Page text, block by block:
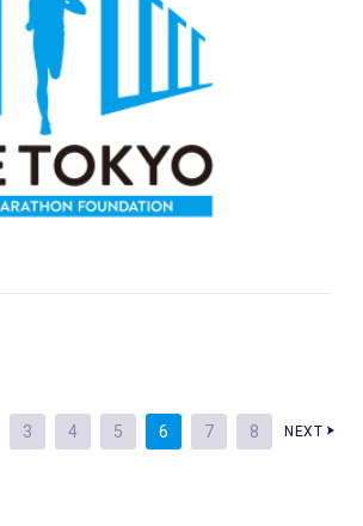
3 4 5 6 7 8 NEXT